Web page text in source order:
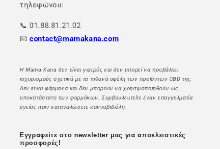
τηλεφώνου:
📞 01.88.81.21.02
📧contact@mamakana.com
Η Mama Kana δεν είναι γιατρός και δεν μπορεί να προβάλλει
ισχυρισμούς σχετικά με τα πιθανά οφέλη των προϊόντων CBD της.
Δεν είναι φάρμακα και δεν μπορούν να χρησιμοποιηθούν ως
υποκατάστατο των φαρμάκων. Συμβουλευτείτε έναν επαγγελματία
υγείας πριν καταναλώσετε κανναβιδιόλη.
Εγγραφείτε στο newsletter μας για αποκλειστικές
προσφορές!